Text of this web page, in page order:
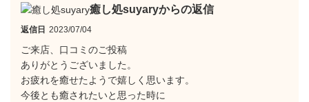
癒し処suyaryからの返信
返信日 2023/07/04
ご来店、口コミのご投稿
ありがとうございました。
お疲れを癒せたようで嬉しく思います。
今後とも癒されたいと思った時に